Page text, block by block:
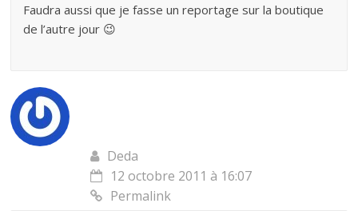
Faudra aussi que je fasse un reportage sur la boutique
de l’autre jour 😉
Deda
12 octobre 2011 à 16:07
Permalink